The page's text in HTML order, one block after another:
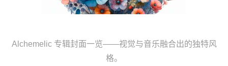
Alchemelic 专辑封面一览——视觉与音乐融合出的独特风
格。